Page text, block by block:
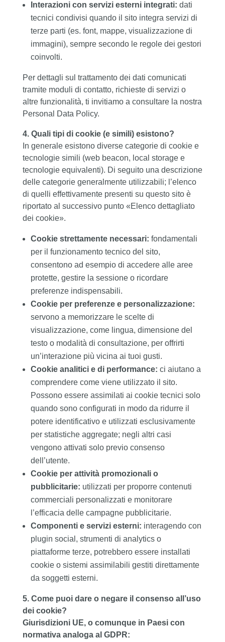
Interazioni con servizi esterni integrati: dati
tecnici condivisi quando il sito integra servizi di
terze parti (es. font, mappe, visualizzazione di
immagini), sempre secondo le regole dei gestori
coinvolti.
Per dettagli sul trattamento dei dati comunicati
tramite moduli di contatto, richieste di servizi o
altre funzionalità, ti invitiamo a consultare la nostra
Personal Data Policy.
4. Quali tipi di cookie (e simili) esistono?
In generale esistono diverse categorie di cookie e
tecnologie simili (web beacon, local storage e
tecnologie equivalenti). Di seguito una descrizione
delle categorie generalmente utilizzabili; l’elenco
di quelli effettivamente presenti su questo sito è
riportato al successivo punto «Elenco dettagliato
dei cookie».
Cookie strettamente necessari: fondamentali
per il funzionamento tecnico del sito,
consentono ad esempio di accedere alle aree
protette, gestire la sessione o ricordare
preferenze indispensabili.
Cookie per preferenze e personalizzazione:
servono a memorizzare le scelte di
visualizzazione, come lingua, dimensione del
testo o modalità di consultazione, per offrirti
un’interazione più vicina ai tuoi gusti.
Cookie analitici e di performance: ci aiutano a
comprendere come viene utilizzato il sito.
Possono essere assimilati ai cookie tecnici solo
quando sono configurati in modo da ridurre il
potere identificativo e utilizzati esclusivamente
per statistiche aggregate; negli altri casi
vengono attivati solo previo consenso
dell’utente.
Cookie per attività promozionali o
pubblicitarie: utilizzati per proporre contenuti
commerciali personalizzati e monitorare
l’efficacia delle campagne pubblicitarie.
Componenti e servizi esterni: interagendo con
plugin social, strumenti di analytics o
piattaforme terze, potrebbero essere installati
cookie o sistemi assimilabili gestiti direttamente
da soggetti esterni.
5. Come puoi dare o negare il consenso all’uso
dei cookie?
Giurisdizioni UE, o comunque in Paesi con
normativa analoga al GDPR: